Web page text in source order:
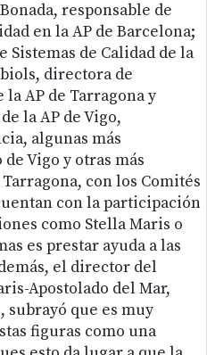
responsable de
en la AP de Barcelona;
Sistemas de Calidad de la
directora de
AP de Tarragona y
la AP de Vigo,
algunas más
Vigo y otras más
con los Comités
con la participación
como Stella Maris o
es prestar ayuda a las
el director del
Apostolado del Mar,
subrayó que es muy
figuras como una